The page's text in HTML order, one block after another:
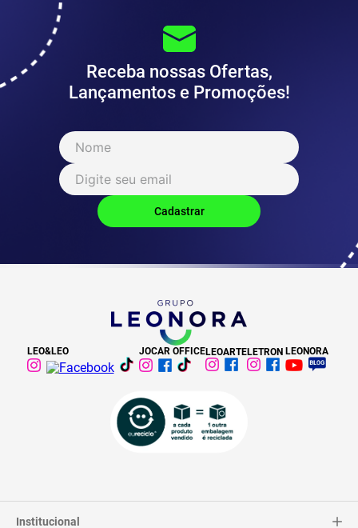
Receba nossas Ofertas,
Lançamentos e Promoções!
LEO&LEO JOCAR OFFICELEOARTELETRON LEONORA
Institucional